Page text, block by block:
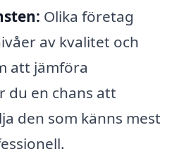
Olika företag
av kvalitet och
att jämföra
du en chans att
den som känns mest